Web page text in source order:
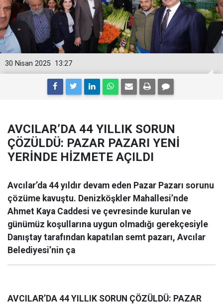
13:27
30 Nisan 2025
AVCILAR’DA 44 YILLIK SORUN
ÇÖZÜLDÜ: PAZAR PAZARI YENİ
YERİNDE HİZMETE AÇILDI
Avcılar’da 44 yıldır devam eden Pazar Pazarı sorunu
çözüme kavuştu. Denizköşkler Mahallesi’nde
Ahmet Kaya Caddesi ve çevresinde kurulan ve
günümüz koşullarına uygun olmadığı gerekçesiyle
Danıştay tarafından kapatılan semt pazarı, Avcılar
Belediyesi’nin ça
AVCILAR’DA 44 YILLIK SORUN ÇÖZÜLDÜ: PAZAR